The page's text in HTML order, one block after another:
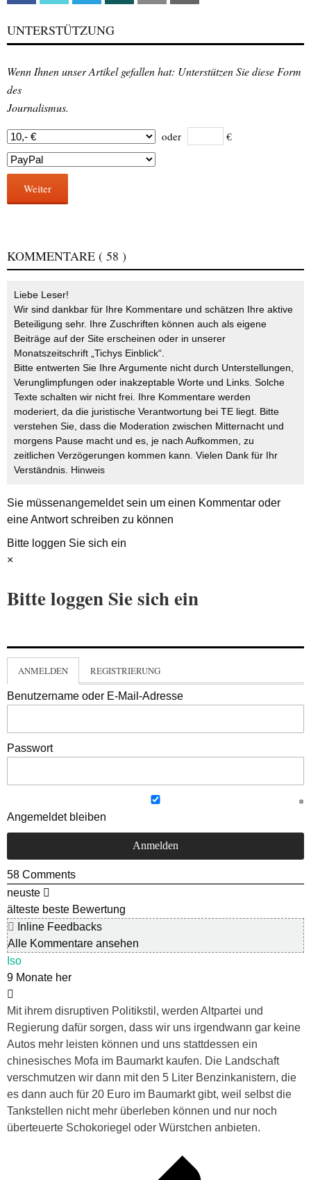
UNTERSTÜTZUNG
Wenn Ihnen unser Artikel gefallen hat: Unterstützen Sie diese Form
des
Journalismus.
oder €
Weiter
KOMMENTARE ( 58 )
Liebe Leser!
Wir sind dankbar für Ihre Kommentare und schätzen Ihre aktive
Beteiligung sehr. Ihre Zuschriften können auch als eigene
Beiträge auf der Site erscheinen oder in unserer
Monatszeitschrift „Tichys Einblick“.
Bitte entwerten Sie Ihre Argumente nicht durch Unterstellungen,
Verunglimpfungen oder inakzeptable Worte und Links. Solche
Texte schalten wir nicht frei. Ihre Kommentare werden
moderiert, da die juristische Verantwortung bei TE liegt. Bitte
verstehen Sie, dass die Moderation zwischen Mitternacht und
morgens Pause macht und es, je nach Aufkommen, zu
zeitlichen Verzögerungen kommen kann. Vielen Dank für Ihr
Verständnis. Hinweis
Sie müssenangemeldetsein um einen Kommentar oder
eine Antwort schreiben zu können
Bitte loggen Sie sich ein
×
Bitte loggen Sie sich ein
ANMELDEN REGISTRIERUNG
Benutzername oder E-Mail-Adresse
Passwort
Angemeldet bleiben
58 Comments
neuste
älteste beste Bewertung
Inline Feedbacks
Alle Kommentare ansehen
Iso
9 Monate her
Mit ihrem disruptiven Politikstil, werden Altpartei und
Regierung dafür sorgen, dass wir uns irgendwann gar keine
Autos mehr leisten können und uns stattdessen ein
chinesisches Mofa im Baumarkt kaufen. Die Landschaft
verschmutzen wir dann mit den 5 Liter Benzinkanistern, die
es dann auch für 20 Euro im Baumarkt gibt, weil selbst die
Tankstellen nicht mehr überleben können und nur noch
überteuerte Schokoriegel oder Würstchen anbieten.